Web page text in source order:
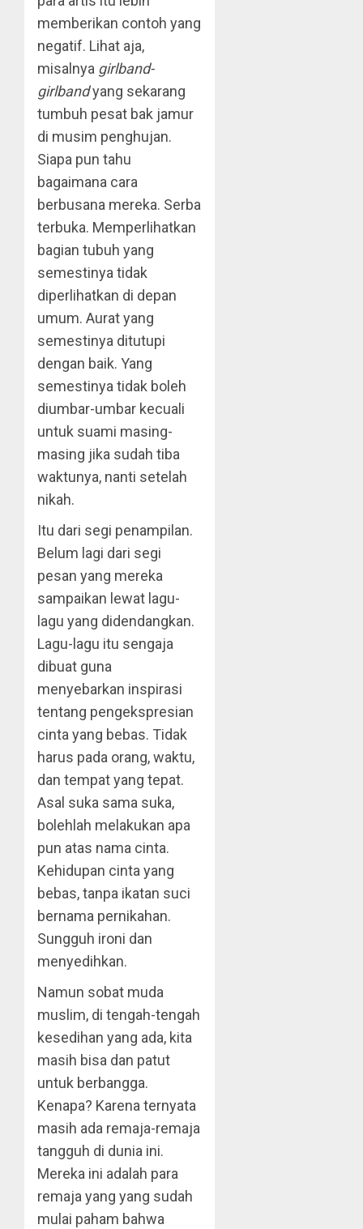
memberikan contoh yang
negatif. Lihat aja,
misalnya girlband-
girlbandyang sekarang
tumbuh pesat bak jamur
di musim penghujan.
Siapa pun tahu
bagaimana cara
berbusana mereka. Serba
terbuka. Memperlihatkan
bagian tubuh yang
semestinya tidak
diperlihatkan di depan
umum. Aurat yang
semestinya ditutupi
dengan baik. Yang
semestinya tidak boleh
diumbar-umbar kecuali
untuk suami masing-
masing jika sudah tiba
waktunya, nanti setelah
nikah.
Itu dari segi penampilan.
Belum lagi dari segi
pesan yang mereka
sampaikan lewat lagu-
lagu yang didendangkan.
Lagu-lagu itu sengaja
dibuat guna
menyebarkan inspirasi
tentang pengekspresian
cinta yang bebas. Tidak
harus pada orang, waktu,
dan tempat yang tepat.
Asal suka sama suka,
bolehlah melakukan apa
pun atas nama cinta.
Kehidupan cinta yang
bebas, tanpa ikatan suci
bernama pernikahan.
Sungguh ironi dan
menyedihkan.
Namun sobat muda
muslim, di tengah-tengah
kesedihan yang ada, kita
masih bisa dan patut
untuk berbangga.
Kenapa? Karena ternyata
masih ada remaja-remaja
tangguh di dunia ini.
Mereka ini adalah para
remaja yang yang sudah
mulai paham bahwa